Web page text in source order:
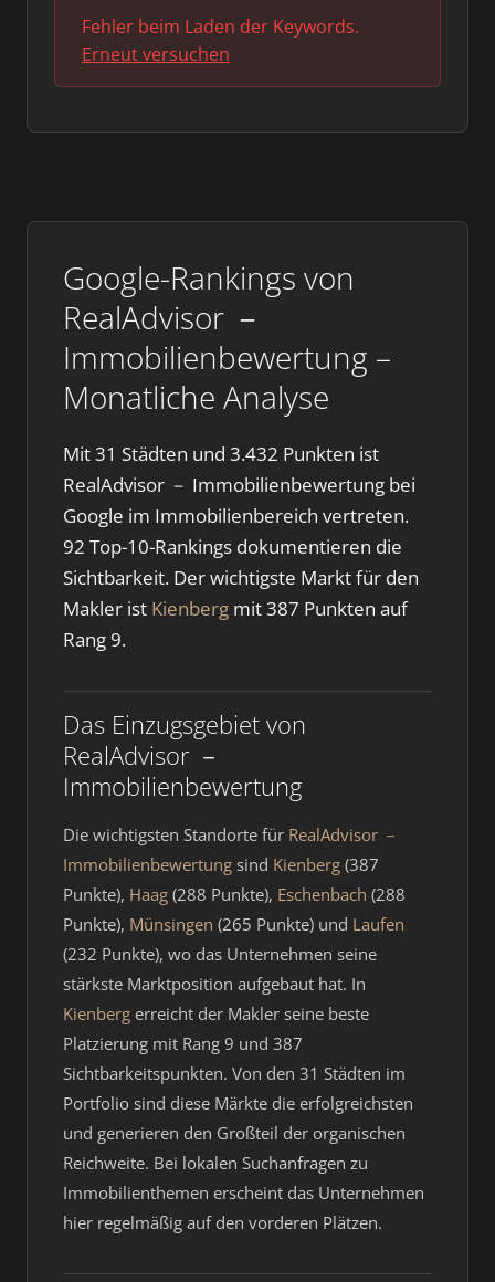
Google-Rankings von
RealAdvisor －
Immobilienbewertung –
Monatliche Analyse
Mit 31 Städten und 3.432 Punkten ist
RealAdvisor － Immobilienbewertung bei
Google im Immobilienbereich vertreten.
92 Top-10-Rankings dokumentieren die
Sichtbarkeit. Der wichtigste Markt für den
Makler ist Kienberg mit 387 Punkten auf
Rang 9.
Das Einzugsgebiet von
RealAdvisor －
Immobilienbewertung
Die wichtigsten Standorte für RealAdvisor －
Immobilienbewertung sind Kienberg (387
Punkte), Haag (288 Punkte), Eschenbach (288
Punkte), Münsingen (265 Punkte) und Laufen
(232 Punkte), wo das Unternehmen seine
stärkste Marktposition aufgebaut hat. In
Kienberg erreicht der Makler seine beste
Platzierung mit Rang 9 und 387
Sichtbarkeitspunkten. Von den 31 Städten im
Portfolio sind diese Märkte die erfolgreichsten
und generieren den Großteil der organischen
Reichweite. Bei lokalen Suchanfragen zu
Immobilienthemen erscheint das Unternehmen
hier regelmäßig auf den vorderen Plätzen.
Fehler beim Laden der Keywords.
Erneut versuchen